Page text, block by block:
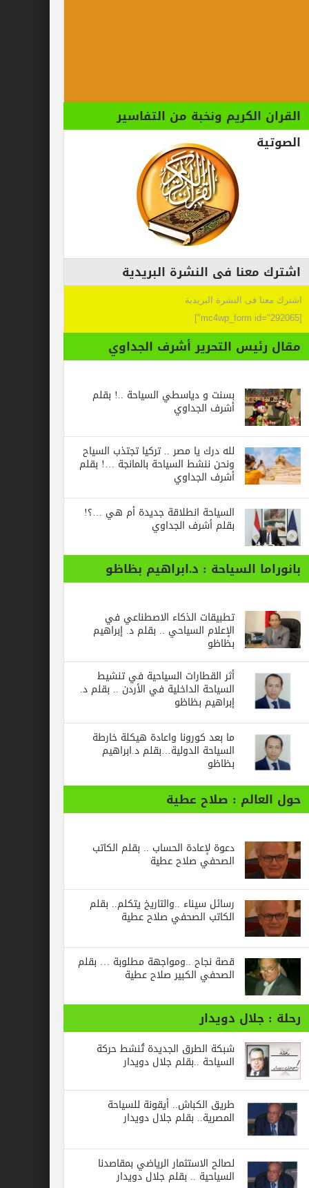
الكريم ونخبة من التفاسير
معنا فى النشرة البريدية
فى النشرة البريدية
التحرير أشرف الجداوي
بسنت و دياسطي السياحة ..! بقلم
أشرف الجداوي
لله درك يا مصر .. تركيا تجتذب السياح
ونحن ننشط السياحة بالمانجة …! بقلم
أشرف الجداوي
السياحة انطلاقة جديدة أم هي …؟!
بقلم أشرف الجداوي
السياحة : د.ابراهيم بظاظو
تطبيقات الذكاء الاصطناعي في
الإعلام السياحي .. بقلم د. إبراهيم
بظاظو
أثر القطارات السياحية في تنشيط
السياحة الداخلية في الأردن .. بقلم د.
إبراهيم بظاظو
ما بعد كورونا واعادة هيكلة خارطة
السياحة الدولية…بقلم د.ابراهيم
بظاظو
: صلاح عطية
دعوة لإعادة الحساب .. بقلم الكاتب
الصحفي صلاح عطية
رسائل‭ ‬سيناء‭.. ‬والتاريخ‭ ‬يتكلم.. بقلم
الكاتب الصحفي صلاح عطية
قصة نجاح ..ومواجهة مطلوبة … بقلم
الصحفي الكبير صلاح عطية
دويدار
شبكة الطرق الجديدة تُنشط حركة
السياحة ..بقلم جلال دويدار
طريق الكباش.. أيقونة للسياحة
المصرية.. بقلم جلال دويدار
لصالح الاستثمار الرياضي بمقاصدنا
السياحية .. بقلم جلال دويدار